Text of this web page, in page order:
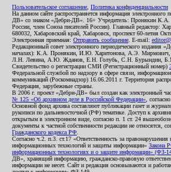
Пользовательское соглашение Политика конфиденциальности
На данном сайте распространяется информация электронного
ДВ» со знаком «Дебри-ДВ». 16+ Учредитель: Пронякин К.А.
России, член Союза писателей России). Главный редактор:
680032, Хабаровский край, Хабаровск, проспект 60-летия
Электронная приемная: Отправить сообщение . E-mail:
Редакционный совет электронного периодического издания
началах): К.А. Пронякин, И.Ю. Харитонова, А.Э.
Л.Н. Левина, А.Ю. Жданов, Е.Н. Голубь, С.Н. Бурындин,
Свидетельство о регистрации СМИ (Регистрационный номер)
Федеральной службой по надзору в сфере связи,
коммуникаций (Роскомнадзор) 16.06.2011 г. Территория
Федерация, зарубежные страны.
В 2006 г. проект «Дебри-ДВ» был создан как электронный
№ 125 «Об архивном деле в Российской Федерации» ,
Основной фонд архива составляют публикации газет и
рукописи по дальневосточной (РФ) тематике. Доступ к
открытым в электронном виде, согласно п. 1 ст. 24
документы к частной собственности редакции не относятся,
Гражданского кодекса РФ
Согласно ч.2. п.3. ст.17 «Ответственность за правонарушения
информационных технологий и защиты информации» Закона
информационных технологиях и о защите информации» (ФЗ-
ДВ», хранящий информацию, гражданско-правовую
информации не несет. Сайт и редакция основываются и